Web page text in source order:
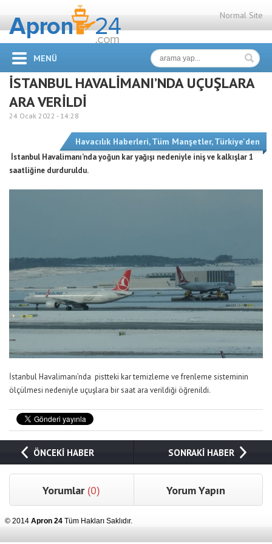
Normal Site
MENÜ
İSTANBUL HAVALİMANI’NDA UÇUŞLARA
ARA VERİLDİ
24 Ocak 2022 - 14:28
Havacılık Haberleri,Tüm Manşetler,Türkiye'den
İstanbul Havalimanı’nda yoğun kar yağışı nedeniyle iniş ve kalkışlar 1
saatliğine durduruldu.
İstanbul Havalimanı’nda pistteki kar temizleme ve frenleme sisteminin
ölçülmesi nedeniyle uçuşlara bir saat ara verildiği öğrenildi.
ÖNCEKİ HABER SONRAKİ HABER
Yorumlar (0) Yorum Yapın
© 2014 Apron 24 Tüm Hakları Saklıdır.